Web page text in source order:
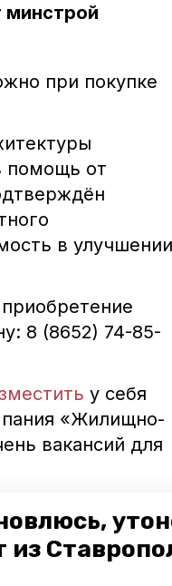
минстрой
при покупке
помощь от
в улучшении
8 (8652) 74-85-
у себя
«Жилищно-
вакансий для
сертификаты